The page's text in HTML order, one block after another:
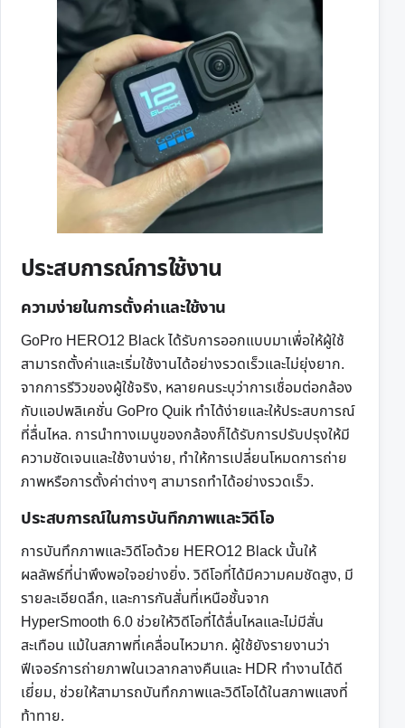
ประสบการณ์การใช้งาน
ความง่ายในการตั้งค่าและใช้งาน
GoPro HERO12 Black ได้รับการออกแบบมาเพื่อให้ผู้ใช้
สามารถตั้งค่าและเริ่มใช้งานได้อย่างรวดเร็วและไม่ยุ่งยาก.
จากการรีวิวของผู้ใช้จริง, หลายคนระบุว่าการเชื่อมต่อกล้อง
กับแอปพลิเคชั่น GoPro Quik ทำได้ง่ายและให้ประสบการณ์
ที่ลื่นไหล. การนำทางเมนูของกล้องก็ได้รับการปรับปรุงให้มี
ความชัดเจนและใช้งานง่าย, ทำให้การเปลี่ยนโหมดการถ่าย
ภาพหรือการตั้งค่าต่างๆ สามารถทำได้อย่างรวดเร็ว.
ประสบการณ์ในการบันทึกภาพและวิดีโอ
การบันทึกภาพและวิดีโอด้วย HERO12 Black นั้นให้
ผลลัพธ์ที่น่าพึงพอใจอย่างยิ่ง. วิดีโอที่ได้มีความคมชัดสูง, มี
รายละเอียดลึก, และการกันสั่นที่เหนือชั้นจาก
HyperSmooth 6.0 ช่วยให้วิดีโอที่ได้ลื่นไหลและไม่มีสั่น
สะเทือน แม้ในสภาพที่เคลื่อนไหวมาก. ผู้ใช้ยังรายงานว่า
ฟีเจอร์การถ่ายภาพในเวลากลางคืนและ HDR ทำงานได้ดี
เยี่ยม, ช่วยให้สามารถบันทึกภาพและวิดีโอได้ในสภาพแสงที่
ท้าทาย.